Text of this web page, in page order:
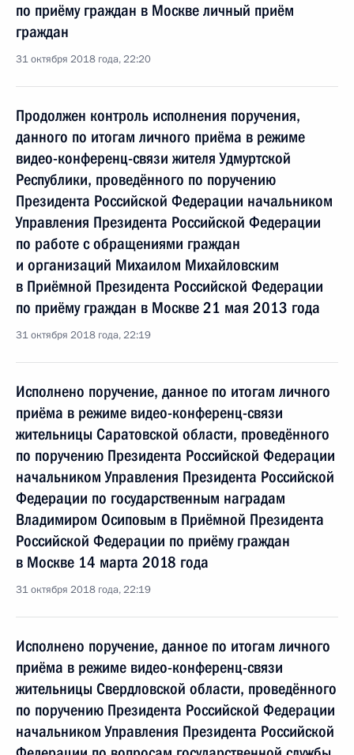
по приёму граждан в Москве личный приём
граждан
31 октября 2018 года, 22:20
Продолжен контроль исполнения поручения,
данного по итогам личного приёма в режиме
видео-конференц-связи жителя Удмуртской
Республики, проведённого по поручению
Президента Российской Федерации начальником
Управления Президента Российской Федерации
по работе с обращениями граждан
и организаций Михаилом Михайловским
в Приёмной Президента Российской Федерации
по приёму граждан в Москве 21 мая 2013 года
31 октября 2018 года, 22:19
Исполнено поручение, данное по итогам личного
приёма в режиме видео-конференц-связи
жительницы Саратовской области, проведённого
по поручению Президента Российской Федерации
начальником Управления Президента Российской
Федерации по государственным наградам
Владимиром Осиповым в Приёмной Президента
Российской Федерации по приёму граждан
в Москве 14 марта 2018 года
31 октября 2018 года, 22:19
Исполнено поручение, данное по итогам личного
приёма в режиме видео-конференц-связи
жительницы Свердловской области, проведённого
по поручению Президента Российской Федерации
начальником Управления Президента Российской